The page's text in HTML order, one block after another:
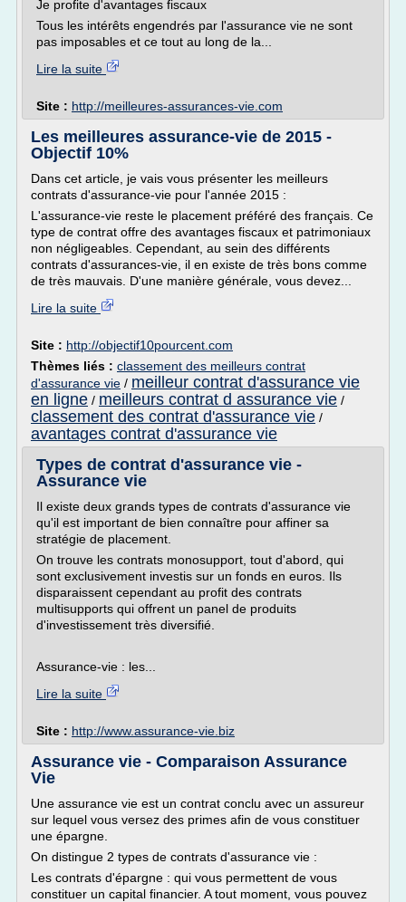
Je profite d'avantages fiscaux
Tous les intérêts engendrés par l'assurance vie ne sont
pas imposables et ce tout au long de la...
Lire la suite
Site : http://meilleures-assurances-vie.com
Les meilleures assurance-vie de 2015 -
Objectif 10%
Dans cet article, je vais vous présenter les meilleurs
contrats d'assurance-vie pour l'année 2015 :
L'assurance-vie reste le placement préféré des français. Ce
type de contrat offre des avantages fiscaux et patrimoniaux
non négligeables. Cependant, au sein des différents
contrats d'assurances-vie, il en existe de très bons comme
de très mauvais. D'une manière générale, vous devez...
Lire la suite
Site : http://objectif10pourcent.com
Thèmes liés : classement des meilleurs contrat
d'assurance vie / meilleur contrat d'assurance vie
en ligne / meilleurs contrat d assurance vie /
classement des contrat d'assurance vie /
avantages contrat d'assurance vie
Types de contrat d'assurance vie -
Assurance vie
Il existe deux grands types de contrats d'assurance vie
qu'il est important de bien connaître pour affiner sa
stratégie de placement.
On trouve les contrats monosupport, tout d'abord, qui
sont exclusivement investis sur un fonds en euros. Ils
disparaissent cependant au profit des contrats
multisupports qui offrent un panel de produits
d'investissement très diversifié.
Assurance-vie : les...
Lire la suite
Site : http://www.assurance-vie.biz
Assurance vie - Comparaison Assurance
Vie
Une assurance vie est un contrat conclu avec un assureur
sur lequel vous versez des primes afin de vous constituer
une épargne.
On distingue 2 types de contrats d'assurance vie :
Les contrats d'épargne : qui vous permettent de vous
constituer un capital financier. A tout moment, vous pouvez